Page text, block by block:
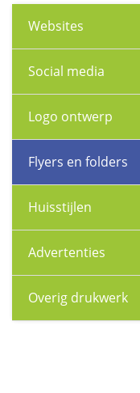
Websites
Social media
Logo ontwerp
Flyers en folders
Huisstijlen
Advertenties
Overig drukwerk